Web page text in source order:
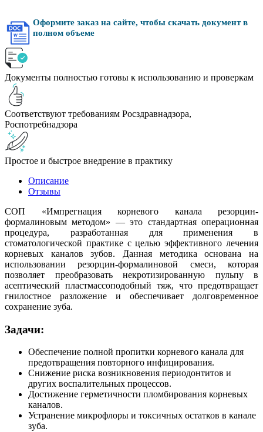
Оформите заказ на сайте, чтобы скачать документ в
полном объеме
Документы полностью готовы к использованию и проверкам
Соответствуют требованиям Росздравнадзора,
Роспотребнадзора
Простое и быстрое внедрение в практику
Описание
Отзывы
СОП «Импрегнация корневого канала резорцин-
формалиновым методом» — это стандартная операционная
процедура, разработанная для применения в
стоматологической практике с целью эффективного лечения
корневых каналов зубов. Данная методика основана на
использовании резорцин-формалиновой смеси, которая
позволяет преобразовать некротизированную пульпу в
асептический пластмассоподобный тяж, что предотвращает
гнилостное разложение и обеспечивает долговременное
сохранение зуба.
Задачи:
Обеспечение полной пропитки корневого канала для
предотвращения повторного инфицирования.
Снижение риска возникновения периодонтитов и
других воспалительных процессов.
Достижение герметичности пломбирования корневых
каналов.
Устранение микрофлоры и токсичных остатков в канале
зуба.